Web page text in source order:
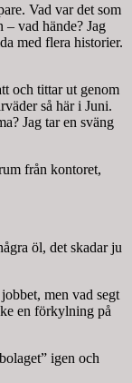
Vad var det som
– vad hände? Jag
med flera historier.
och tittar ut genom
så här i Juni.
Jag tar en sväng
från kontoret,
öl, det skadar ju
men vad segt
en förkylning på
igen och